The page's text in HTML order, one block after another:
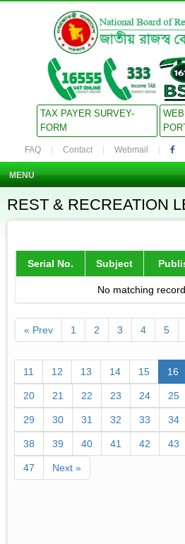
TAX PAYER SURVEY-
FORM
WEB
FAQ Contact Webmail
MENU
REST & RECREATION
Serial No. Subject
No matching
« Prev 1 2 3 4 5
11 12 13 14 15 16
20 21 22 23 24 25
29 30 31 32 33 34
38 39 40 41 42 43
47 Next »